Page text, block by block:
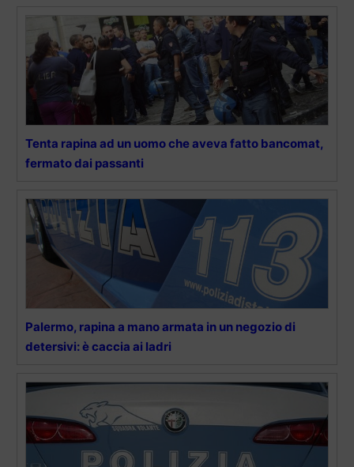
Tenta rapina ad un uomo che aveva fatto bancomat,
fermato dai passanti
Palermo, rapina a mano armata in un negozio di
detersivi: è caccia ai ladri